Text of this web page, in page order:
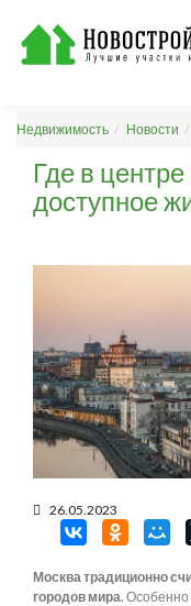
Недвижимость Новости
Где в
доступное
26.05.2023
Москва традиционно
городов мира. Особенно